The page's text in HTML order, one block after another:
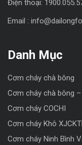
Điện thoại:
Email :
Danh Mục
Cơm cháy chà bông
Cơm cháy chà bông –
Cơm cháy COCHI
Cơm cháy Khô
Cơm cháy Ninh Bình